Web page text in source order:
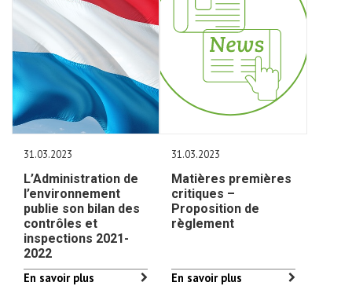
31.03.2023
L’Administration de
l’environnement
publie son bilan des
contrôles et
inspections 2021-
2022
En savoir plus
31.03.2023
Matières premières
critiques –
Proposition de
règlement
En savoir plus